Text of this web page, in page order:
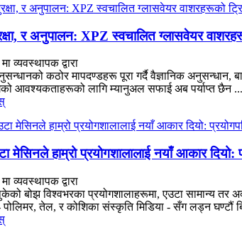
र अनुपालन: XPZ स्वचालित ग्लासवेयर
व्यवस्थापक द्वारा
कठोर मापदण्डहरू पूरा गर्दै वैज्ञानिक अनुसन्धान,
आवश्यकताहरूको लागि म्यानुअल सफाई अब पर्याप्त छैन ...
मेसिनले हाम्रो प्रयोगशालालाई नयाँ आकार
व्यवस्थापक द्वारा
बोझ विश्वभरका प्रयोगशालाहरूमा, एउटा सामान्य तर
तेल, र कोशिका संस्कृति मिडिया - सँग लड्न घण्टौं